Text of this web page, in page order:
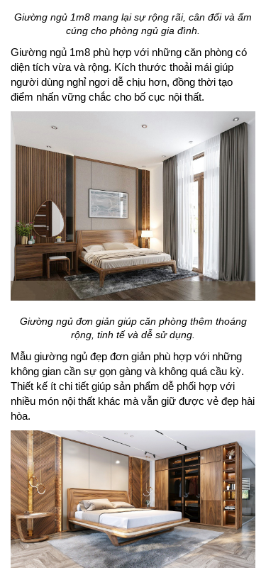
Giường ngủ 1m8 mang lại sự rộng rãi, cân đối và ấm
cúng cho phòng ngủ gia đình.
Giường ngủ 1m8 phù hợp với những căn phòng có
diện tích vừa và rộng. Kích thước thoải mái giúp
người dùng nghỉ ngơi dễ chịu hơn, đồng thời tạo
điểm nhấn vững chắc cho bố cục nội thất.
Giường ngủ đơn giản giúp căn phòng thêm thoáng
rộng, tinh tế và dễ sử dụng.
Mẫu giường ngủ đẹp đơn giản phù hợp với những
không gian cần sự gọn gàng và không quá cầu kỳ.
Thiết kế ít chi tiết giúp sản phẩm dễ phối hợp với
nhiều món nội thất khác mà vẫn giữ được vẻ đẹp hài
hòa.